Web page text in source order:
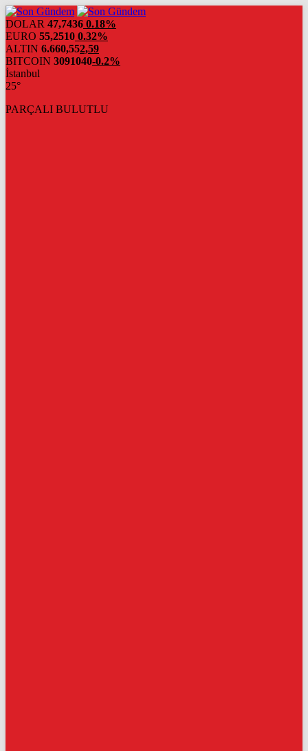
DOLAR 47,7436 0.18%
EURO 55,2510 0.32%
ALTIN 6.660,552,59
BITCOIN 3091040-0.2%
İstanbul
25°
PARÇALI BULUTLU